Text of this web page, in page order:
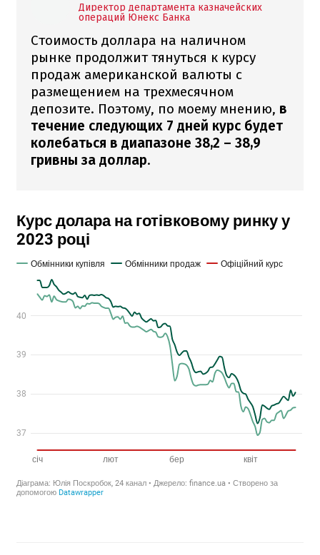
Директор департамента казначейских
операций Юнекс Банка
Стоимость доллара на наличном
рынке продолжит тянуться к курсу
продаж американской валюты с
размещением на трехмесячном
депозите. Поэтому, по моему мнению, в
течение следующих 7 дней курс будет
колебаться в диапазоне 38,2 – 38,9
гривны за доллар.